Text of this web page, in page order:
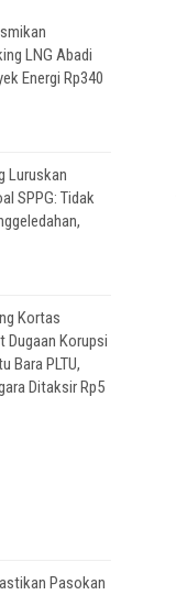
LNG Abadi
Energi Rp340
Luruskan
SPPG: Tidak
Kortas
Dugaan Korupsi
Bara PLTU,
Ditaksir Rp5
Pasokan